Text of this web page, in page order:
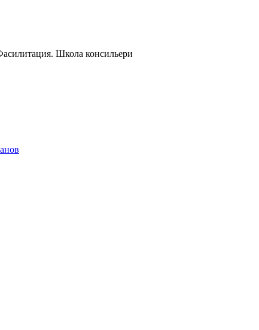
Школа консильери